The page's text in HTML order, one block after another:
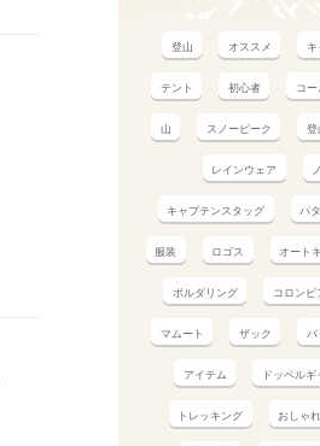
登山 オススメ
テント 初心者 コ
山 スノーピーク 登
レインウェア
キャプテンスタッグ パ
服装 ロゴス オート
ボルダリング コロンビ
マムート ザック
アイテム ドッペル
トレッキング おしゃれ